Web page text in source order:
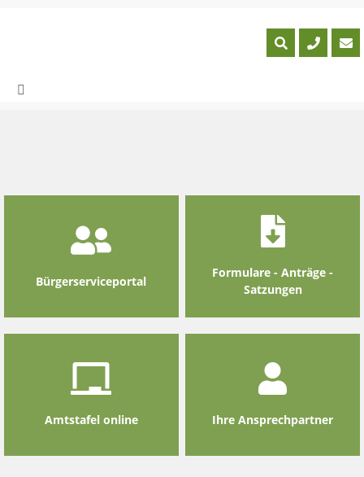
content
Bürgerserviceportal
Formulare - Anträge -
Satzungen
Amtstafel online Ihre Ansprechpartner